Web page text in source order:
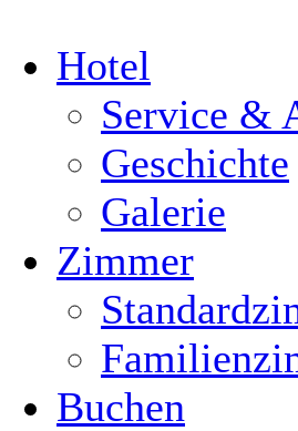
Hotel
Service &
Geschichte
Galerie
Zimmer
Buchen